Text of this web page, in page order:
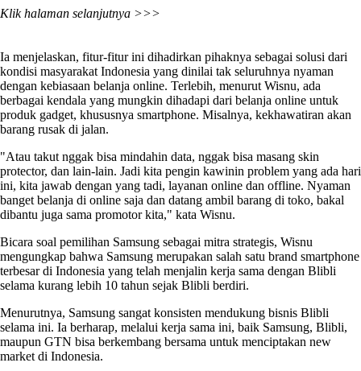
Klik halaman selanjutnya >>>
Ia menjelaskan, fitur-fitur ini dihadirkan pihaknya sebagai solusi dari
kondisi masyarakat Indonesia yang dinilai tak seluruhnya nyaman
dengan kebiasaan belanja online. Terlebih, menurut Wisnu, ada
berbagai kendala yang mungkin dihadapi dari belanja online untuk
produk gadget, khususnya smartphone. Misalnya, kekhawatiran akan
barang rusak di jalan.
"Atau takut nggak bisa mindahin data, nggak bisa masang skin
protector, dan lain-lain. Jadi kita pengin kawinin problem yang ada hari
ini, kita jawab dengan yang tadi, layanan online dan offline. Nyaman
banget belanja di online saja dan datang ambil barang di toko, bakal
dibantu juga sama promotor kita," kata Wisnu.
Bicara soal pemilihan Samsung sebagai mitra strategis, Wisnu
mengungkap bahwa Samsung merupakan salah satu brand smartphone
terbesar di Indonesia yang telah menjalin kerja sama dengan Blibli
selama kurang lebih 10 tahun sejak Blibli berdiri.
Menurutnya, Samsung sangat konsisten mendukung bisnis Blibli
selama ini. Ia berharap, melalui kerja sama ini, baik Samsung, Blibli,
maupun GTN bisa berkembang bersama untuk menciptakan new
market di Indonesia.